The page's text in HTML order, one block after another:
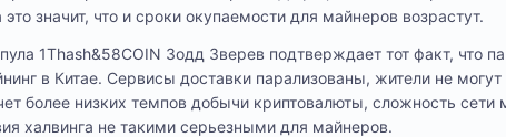
значит, что и сроки окупаемости для майнеров возрастут.
1Thash&58COIN Зодд Зверев подтверждает тот факт, что
в Китае. Сервисы доставки парализованы, жители не
более низких темпов добычи криптовалюты, сложность сети
халвинга не такими серьезными для майнеров.